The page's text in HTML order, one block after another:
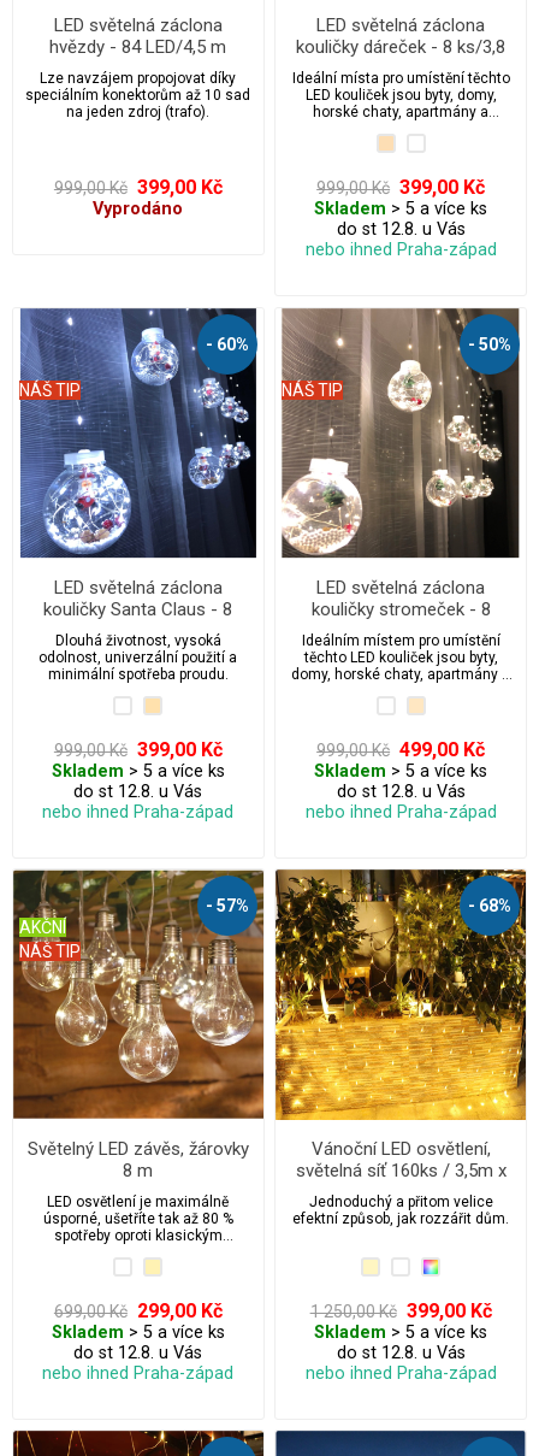
LED světelná záclona
hvězdy - 84 LED/4,5 m
propojovatelná
Lze navzájem propojovat díky
speciálním konektorům až 10 sad
na jeden zdroj (trafo).
999,00 Kč 399,00 Kč
Vyprodáno
LED světelná záclona
kouličky dáreček - 8 ks/3,8
Ideální místa pro umístění těchto
LED kouliček jsou byty, domy,
horské chaty, apartmány a
999,00 Kč 399,00 Kč
Skladem > 5 a více ks
do st 12.8. u Vás
nebo ihned Praha-západ
- 60%
NÁŠ TIP
LED světelná záclona
kouličky Santa Claus - 8
ks/3,8 m
Dlouhá životnost, vysoká
odolnost, univerzální použití a
minimální spotřeba proudu.
999,00 Kč 399,00 Kč
Skladem > 5 a více ks
do st 12.8. u Vás
nebo ihned Praha-západ
- 50%
NÁŠ TIP
LED světelná záclona
kouličky stromeček - 8
ks/3,8 m
Ideálním místem pro umístění
těchto LED kouliček jsou byty,
domy, horské chaty, apartmány a
999,00 Kč 499,00 Kč
Skladem > 5 a více ks
do st 12.8. u Vás
nebo ihned Praha-západ
- 57%
NÁŠ TIP
AKČNÍ
Světelný LED závěs, žárovky
8 m
LED osvětlení je maximálně
úsporné, ušetříte tak až 80 %
spotřeby oproti klasickým
699,00 Kč 299,00 Kč
Skladem > 5 a více ks
do st 12.8. u Vás
nebo ihned Praha-západ
- 68%
Vánoční LED osvětlení,
světelná síť 160ks / 3,5m x
0,8m
Jednoduchý a přitom velice
efektní způsob, jak rozzářit dům.
1 250,00 Kč 399,00 Kč
Skladem > 5 a více ks
do st 12.8. u Vás
nebo ihned Praha-západ